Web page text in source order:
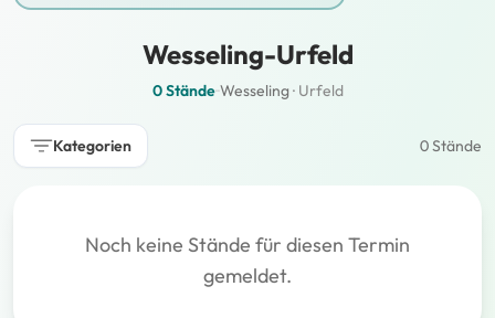
Wesseling-Urfeld
0 Stände··Wesseling· Urfeld
Kategorien 0 Stände
Noch keine Stände für diesen Termin
gemeldet.